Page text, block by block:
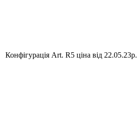
Конфігурація Art. R5 ціна від 22.05.23р.